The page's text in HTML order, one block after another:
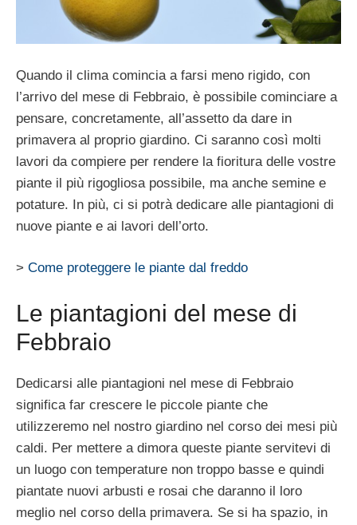
Quando il clima comincia a farsi meno rigido, con
l’arrivo del mese di Febbraio, è possibile cominciare a
pensare, concretamente, all’assetto da dare in
primavera al proprio giardino. Ci saranno così molti
lavori da compiere per rendere la fioritura delle vostre
piante il più rigogliosa possibile, ma anche semine e
potature. In più, ci si potrà dedicare alle piantagioni di
nuove piante e ai lavori dell’orto.
> Come proteggere le piante dal freddo
Le piantagioni del mese di
Febbraio
Dedicarsi alle piantagioni nel mese di Febbraio
significa far crescere le piccole piante che
utilizzeremo nel nostro giardino nel corso dei mesi più
caldi. Per mettere a dimora queste piante servitevi di
un luogo con temperature non troppo basse e quindi
piantate nuovi arbusti e rosai che daranno il loro
meglio nel corso della primavera. Se si ha spazio, in